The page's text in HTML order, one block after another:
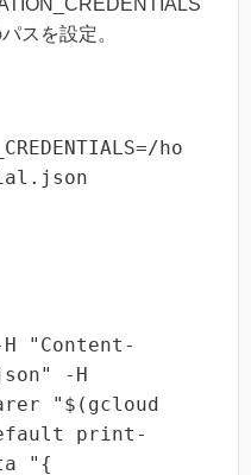
スを設定。
ho
"Content-
-H
"$(gcloud
print-
"{